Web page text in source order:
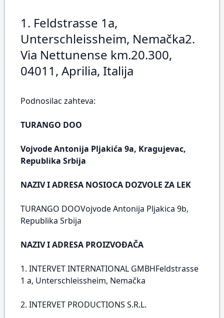
1. Feldstrasse 1a,
Unterschleissheim, Nemačka2.
Via Nettunense km.20.300,
04011, Aprilia, Italija
Podnosilac zahteva:
TURANGO DOO
Vojvode Antonija Pljakića 9a, Kragujevac,
Republika Srbija
NAZIV I ADRESA NOSIOCA DOZVOLE ZA LEK
TURANGO DOOVojvode Antonija Pljakica 9b,
Republika Srbija
NAZIV I ADRESA PROIZVOĐAČA
1. INTERVET INTERNATIONAL GMBHFeldstrasse
1 a, Unterschleissheim, Nemačka
2. INTERVET PRODUCTIONS S.R.L.